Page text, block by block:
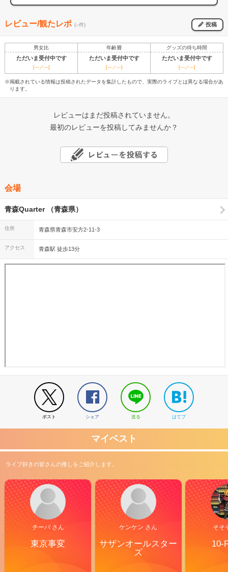
レビュー/観たレポ (--件) 投稿
男女比 年齢層 グッズの待ち時間
ただいま受付中です ただいま受付中です ただいま受付中です
[---／---] [---／---] [---／---]
※掲載されている情報は投稿されたデータを集計したもので、実際のライブとは異なる場合があ
ります。
レビューはまだ投稿されていません。
最初のレビューを投稿してみませんか？
会場
青森Quarter （青森県）
住所 青森県青森市安方2-11-3
アクセス 青森駅 徒歩13分
ポスト シェア 送る はてブ
マイベスト
ライブ好きの皆さんの推しをご紹介します。
チーバ さん
東京事変
ケンケン さん
サザンオールスター
ズ
そそ
10-